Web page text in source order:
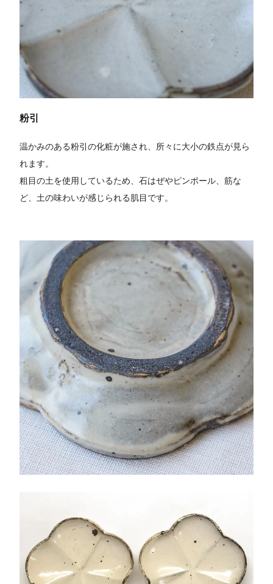
粉引
温かみのある粉引の化粧が施され、所々に大小の鉄点が見ら
れます。
粗目の土を使用しているため、石はぜやピンポール、筋な
ど、土の味わいが感じられる肌目です。